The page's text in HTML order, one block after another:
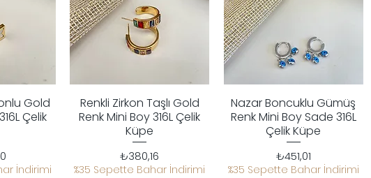
Gold
Çelik
İndirimi
Hızlı Bakış
Renkli Zirkon Taşlı Gold
Renk Mini Boy 316L Çelik
Küpe
Fiyat
₺380,16
%35 Sepette Bahar İndirimi
Hızlı Bakış
Nazar Boncuklu Gümüş
Renk Mini Boy Sade 316L
Çelik Küpe
Fiyat
₺451,01
%35 Sepette Bahar İndirimi